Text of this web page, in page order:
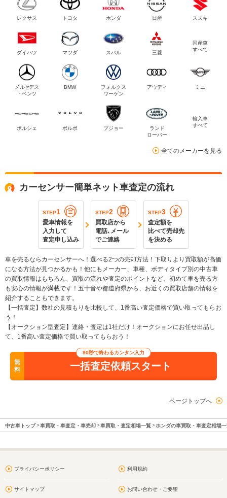
レクサス トヨタ ホンダ 日産 スズキ
ダイハツ マツダ スバル 三菱
国産車
すべて
メルセデス
・ベンツ
BMW
フォルクス
ワーゲン
アウディ ミニ
ポルシェ ボルボ プジョー
ランド
ローバー
輸入車
すべて
全てのメーカーを見る
カーセンサー簡単ネット車査定の流れ
STEP1
愛車情報を
入力して
査定申し込み
STEP2
買取店から
電話､メール
でご連絡
STEP3
査定額を
比べて売却先
を決める
車を売るならカーセンサーへ！選べる2つの売却方法！下取りより買取額が高価
になる方法が見つかるかも！他にもメーカー、車種、ボディタイプ別の中古車
の買取情報はもちろん、買取の流れや査定のポイントなど、初めて車を売る方
も安心の情報が満載です！五十音や都道府県から、お近くの買取店舗の情報を
紹介することもできます。
【一括査定】数社の見積もりを比較して、1番高い査定価格で買い取ってもらお
う！
【オークション型査定】連絡・査定は1社だけ！オークションにお任せ出品し
て、1番高い査定価格で買い取ってもらおう！
無
料
90秒で終わるカンタン入力
一括査定依頼スタート
ページトップへ
中古車トップ 車買取・車査定・車売却 車買取・査定相場一覧 ホンダの車買取・車査定相場
プライバシーポリシー 利用規約
サイトマップ お問い合わせ・ご要望